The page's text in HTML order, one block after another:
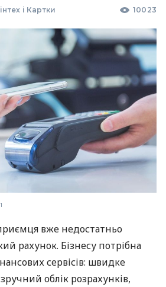
і Картки 10023
вже недостатньо
рахунок. Бізнесу потрібна
сервісів: швидке
облік розрахунків,